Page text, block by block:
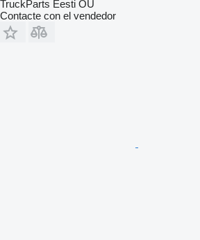
TruckParts Eesti OÜ
Contacte con el vendedor